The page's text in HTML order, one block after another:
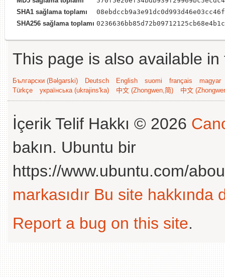
SHA1 sağlama toplamı
SHA256 sağlama toplamı
This page is also available
Български (Bəlgarski) Deutsch English suomi français
magyar
Türkçe
українська (ukrajins'ka) 中文 (Zhongwen,简) 中文
İçerik Telif Hakkı © 2026
bakın. Ubuntu bir
https://www.ubuntu.com/
markasıdır Bu site hakkında
Report a bug on this site.